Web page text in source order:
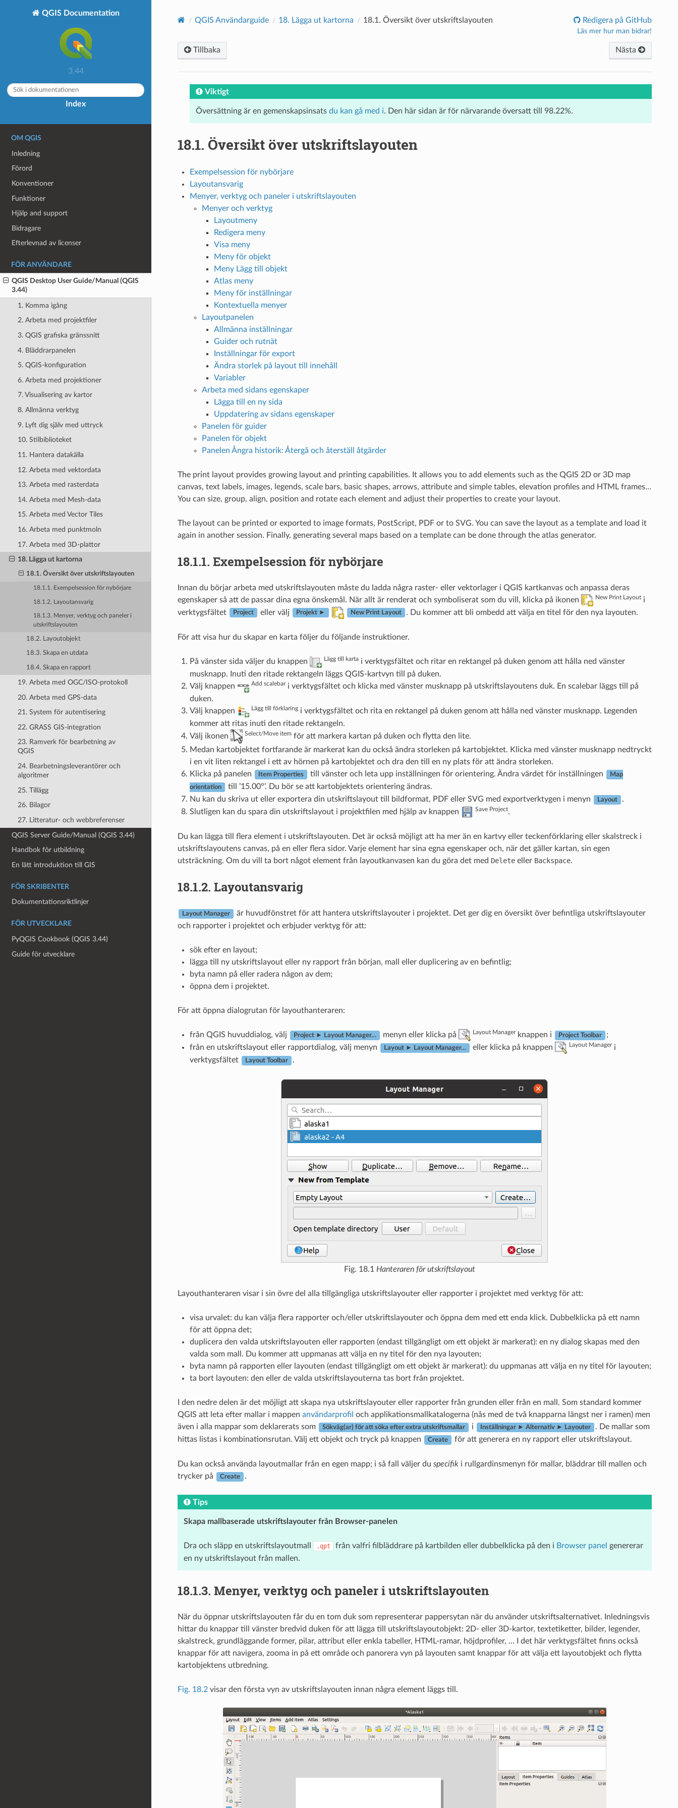
QGIS Documentation
3.44
Index
OM QGIS
Inledning
Förord
Konventioner
Funktioner
Hjälp and support
Bidragare
Efterlevnad av licenser
FÖR ANVÄNDARE
QGIS Desktop User Guide/Manual (QGIS
3.44)
1. Komma igång
2. Arbeta med projektfiler
3. QGIS grafiska gränssnitt
4. Bläddrarpanelen
5. QGIS-konfiguration
6. Arbeta med projektioner
7. Visualisering av kartor
8. Allmänna verktyg
9. Lyft dig själv med uttryck
10. Stilbiblioteket
11. Hantera datakälla
12. Arbeta med vektordata
13. Arbeta med rasterdata
14. Arbeta med Mesh-data
15. Arbeta med Vector Tiles
16. Arbeta med punktmoln
17. Arbeta med 3D-plattor
18. Lägga ut kartorna
18.1. Översikt över utskriftslayouten
18.1.1. Exempelsession för nybörjare
18.1.2. Layoutansvarig
18.1.3. Menyer, verktyg och paneler i
utskriftslayouten
18.2. Layoutobjekt
18.3. Skapa en utdata
18.4. Skapa en rapport
19. Arbeta med OGC/ISO-protokoll
20. Arbeta med GPS-data
21. System för autentisering
22. GRASS GIS-integration
23. Ramverk för bearbetning av
QGIS
24. Bearbetningsleverantörer och
algoritmer
25. Tillägg
26. Bilagor
27. Litteratur- och webbreferenser
QGIS Server Guide/Manual (QGIS 3.44)
Handbok för utbildning
En lätt introduktion till GIS
FÖR SKRIBENTER
Dokumentationsriktlinjer
FÖR UTVECKLARE
PyQGIS Cookbook (QGIS 3.44)
Guide för utvecklare
QGIS Användarguide 18. Lägga ut kartorna 18.1. Översikt över utskriftslayouten Redigera på GitHub
Läs mer hur man bidrar!
Tillbaka Nästa
Viktigt
Översättning är en gemenskapsinsats du kan gå med i. Den här sidan är för närvarande översatt till 98.22%.
18.1. Översikt över utskriftslayouten
Exempelsession för nybörjare
Layoutansvarig
Menyer, verktyg och paneler i utskriftslayouten
Menyer och verktyg
Layoutmeny
Redigera meny
Visa meny
Meny för objekt
Meny Lägg till objekt
Atlas meny
Meny för inställningar
Kontextuella menyer
Layoutpanelen
Allmänna inställningar
Guider och rutnät
Inställningar för export
Ändra storlek på layout till innehåll
Variabler
Arbeta med sidans egenskaper
Lägga till en ny sida
Uppdatering av sidans egenskaper
Panelen för guider
Panelen för objekt
Panelen Ångra historik: Återgå och återställ åtgärder
The print layout provides growing layout and printing capabilities. It allows you to add elements such as the QGIS 2D or 3D map
canvas, text labels, images, legends, scale bars, basic shapes, arrows, attribute and simple tables, elevation profiles and HTML frames…
You can size, group, align, position and rotate each element and adjust their properties to create your layout.
The layout can be printed or exported to image formats, PostScript, PDF or to SVG. You can save the layout as a template and load it
again in another session. Finally, generating several maps based on a template can be done through the atlas generator.
18.1.1. Exempelsession för nybörjare
Innan du börjar arbeta med utskriftslayouten måste du ladda några raster- eller vektorlager i QGIS kartkanvas och anpassa deras
egenskaper så att de passar dina egna önskemål. När allt är renderat och symboliserat som du vill, klicka på ikonen
New Print Layouti
verktygsfältet
Project eller välj Projekt ► New Print Layout . Du kommer att bli ombedd att välja en titel för den nya layouten.
För att visa hur du skapar en karta följer du följande instruktioner.
På vänster sida väljer du knappen Lägg till kartai verktygsfältet och ritar en rektangel på duken genom att hålla ned vänster
musknapp. Inuti den ritade rektangeln läggs QGIS-kartvyn till på duken.
Välj knappen
Add scalebar i verktygsfältet och klicka med vänster musknapp på utskriftslayoutens duk. En scalebar läggs till på
duken.
Välj knappen
Lägg till förklaringi verktygsfältet och rita en rektangel på duken genom att hålla ned vänster musknapp. Legenden
kommer att ritas inuti den ritade rektangeln.
Välj ikonen
Select/Move item för att markera kartan på duken och flytta den lite.
Medan kartobjektet fortfarande är markerat kan du också ändra storleken på kartobjektet. Klicka med vänster musknapp nedtryckt
i en vit liten rektangel i ett av hörnen på kartobjektet och dra den till en ny plats för att ändra storleken.
Klicka på panelen
Item Properties till vänster och leta upp inställningen för orientering. Ändra värdet för inställningen Map
orientation
till ’15.00°’. Du bör se att kartobjektets orientering ändras.
Nu kan du skriva ut eller exportera din utskriftslayout till bildformat, PDF eller SVG med exportverktygen i menyn
Layout
.
Slutligen kan du spara din utskriftslayout i projektfilen med hjälp av knappen
Save Project.
Du kan lägga till flera element i utskriftslayouten. Det är också möjligt att ha mer än en kartvy eller teckenförklaring eller skalstreck i
utskriftslayoutens canvas, på en eller flera sidor. Varje element har sina egna egenskaper och, när det gäller kartan, sin egen
utsträckning. Om du vill ta bort något element från layoutkanvasen kan du göra det med Deleteeller Backspace.
18.1.2. Layoutansvarig
Layout Manager
är huvudfönstret för att hantera utskriftslayouter i projektet. Det ger dig en översikt över befintliga utskriftslayouter
och rapporter i projektet och erbjuder verktyg för att:
sök efter en layout;
lägga till ny utskriftslayout eller ny rapport från början, mall eller duplicering av en befintlig;
byta namn på eller radera någon av dem;
öppna dem i projektet.
För att öppna dialogrutan för layouthanteraren:
från QGIS huvuddialog, välj Project ► Layout Manager… menyn eller klicka på Layout Manager knappen i Project Toolbar
;
från en utskriftslayout eller rapportdialog, välj menyn
Layout ► Layout Manager… eller klicka på knappen Layout Manager i
verktygsfältet
Layout Toolbar .
Fig. 18.1 Hanteraren för utskriftslayout
Layouthanteraren visar i sin övre del alla tillgängliga utskriftslayouter eller rapporter i projektet med verktyg för att:
visa urvalet: du kan välja flera rapporter och/eller utskriftslayouter och öppna dem med ett enda klick. Dubbelklicka på ett namn
för att öppna det;
duplicera den valda utskriftslayouten eller rapporten (endast tillgängligt om ett objekt är markerat): en ny dialog skapas med den
valda som mall. Du kommer att uppmanas att välja en ny titel för den nya layouten;
byta namn på rapporten eller layouten (endast tillgängligt om ett objekt är markerat): du uppmanas att välja en ny titel för layouten;
ta bort layouten: den eller de valda utskriftslayouterna tas bort från projektet.
I den nedre delen är det möjligt att skapa nya utskriftslayouter eller rapporter från grunden eller från en mall. Som standard kommer
QGIS att leta efter mallar i mappen användarprofil och applikationsmallkatalogerna (nås med de två knapparna längst ner i ramen) men
även i alla mappar som deklarerats som
Sökväg(ar) för att söka efter extra utskriftsmallar i Inställningar ► Alternativ ► Layouter
. De mallar som
hittas listas i kombinationsrutan. Välj ett objekt och tryck på knappen
Create för att generera en ny rapport eller utskriftslayout.
Du kan också använda layoutmallar från en egen mapp; i så fall väljer du specifiki rullgardinsmenyn för mallar, bläddrar till mallen och
trycker på
Create .
Tips
Skapa mallbaserade utskriftslayouter från Browser-panelen
Dra och släpp en utskriftslayoutmall .qpt från valfri filbläddrare på kartbilden eller dubbelklicka på den i Browser panel genererar
en ny utskriftslayout från mallen.
18.1.3. Menyer, verktyg och paneler i utskriftslayouten
När du öppnar utskriftslayouten får du en tom duk som representerar pappersytan när du använder utskriftsalternativet. Inledningsvis
hittar du knappar till vänster bredvid duken för att lägga till utskriftslayoutobjekt: 2D- eller 3D-kartor, textetiketter, bilder, legender,
skalstreck, grundläggande former, pilar, attribut eller enkla tabeller, HTML-ramar, höjdprofiler, … I det här verktygsfältet finns också
knappar för att navigera, zooma in på ett område och panorera vyn på layouten samt knappar för att välja ett layoutobjekt och flytta
kartobjektens utbredning.
Fig. 18.2visar den första vyn av utskriftslayouten innan några element läggs till.